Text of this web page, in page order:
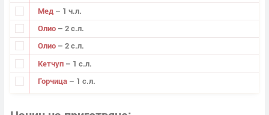
Мед – 1 ч.л.
Олио – 2 с.л.
Олио – 2 с.л.
Кетчуп – 1 с.л.
Горчица – 1 с.л.